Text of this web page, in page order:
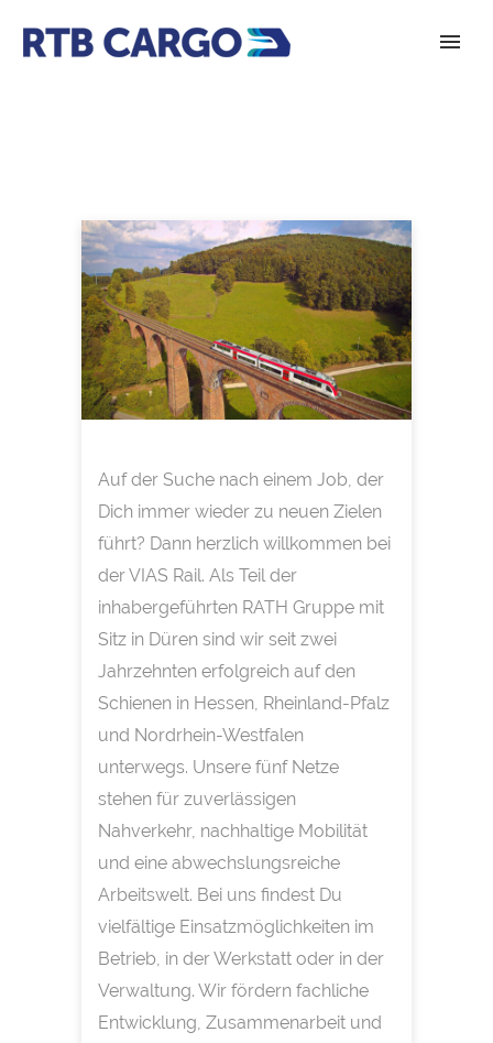
Auf der Suche nach einem Job, der
Dich immer wieder zu neuen Zielen
führt? Dann herzlich willkommen bei
der VIAS Rail. Als Teil der
inhabergeführten RATH Gruppe mit
Sitz in Düren sind wir seit zwei
Jahrzehnten erfolgreich auf den
Schienen in Hessen, Rheinland-Pfalz
und Nordrhein-Westfalen
unterwegs. Unsere fünf Netze
stehen für zuverlässigen
Nahverkehr, nachhaltige Mobilität
und eine abwechslungsreiche
Arbeitswelt. Bei uns findest Du
vielfältige Einsatzmöglichkeiten im
Betrieb, in der Werkstatt oder in der
Verwaltung. Wir fördern fachliche
Entwicklung, Zusammenarbeit und